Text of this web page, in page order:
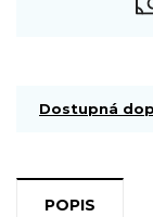
Dostupná
POPIS